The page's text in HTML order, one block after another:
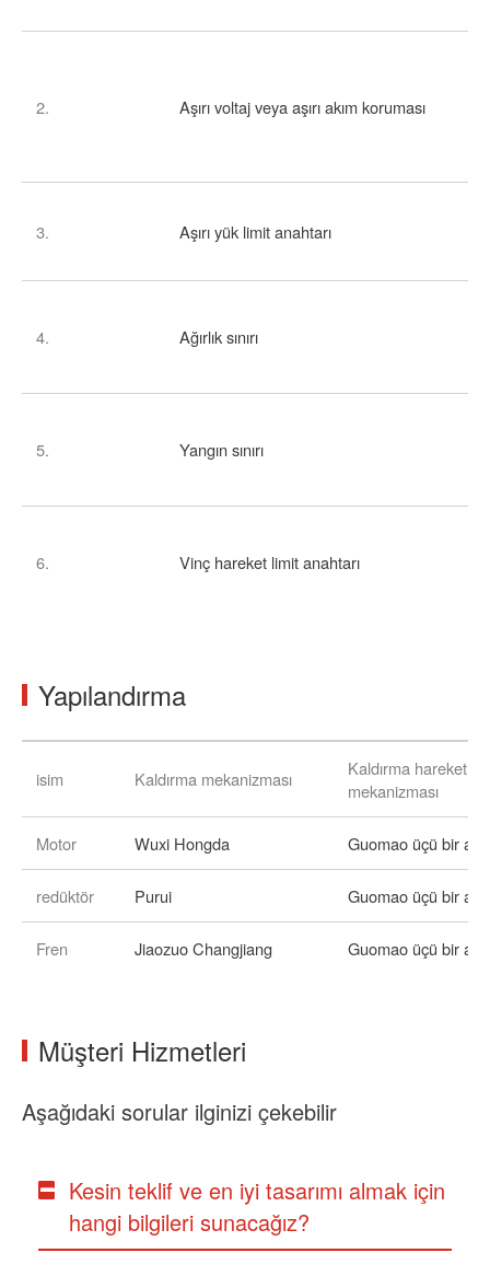
2. Aşırı voltaj veya aşırı akım koruması
3. Aşırı yük limit anahtarı
4. Ağırlık sınırı
5. Yangın sınırı
6. Vinç hareket limit anahtarı
Yapılandırma
isim Kaldırma mekanizması
Kaldırma hareket
mekanizması
Motor Wuxi Hongda Guomao üçü bir
redüktör Purui Guomao üçü bir
Fren Jiaozuo Changjiang Guomao üçü bir
Müşteri Hizmetleri
Aşağıdaki sorular ilginizi çekebilir
Kesin teklif ve en iyi tasarımı almak için
hangi bilgileri sunacağız?